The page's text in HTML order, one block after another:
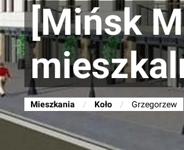
[Mińsk
Mieszkania / Koło / Grzegorzew